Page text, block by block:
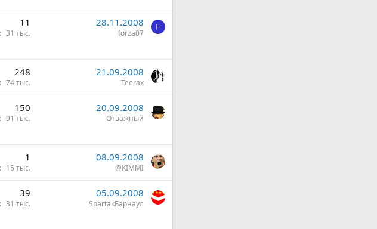
11
31 тыс.
28.11.2008
forza07
F
248
74 тыс.
21.09.2008
Teerax
150
91 тыс.
20.09.2008
Отважный
1
15 тыс.
08.09.2008
@KIMMI
39
31 тыс.
05.09.2008
SpartakБарнаул